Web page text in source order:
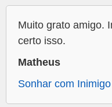
Muito grato amigo.
certo isso.
Matheus
Sonhar com